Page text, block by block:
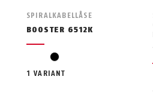
SPIRALKABELLÅSE
BOOSTER 6512K
sort
1 VARIANT